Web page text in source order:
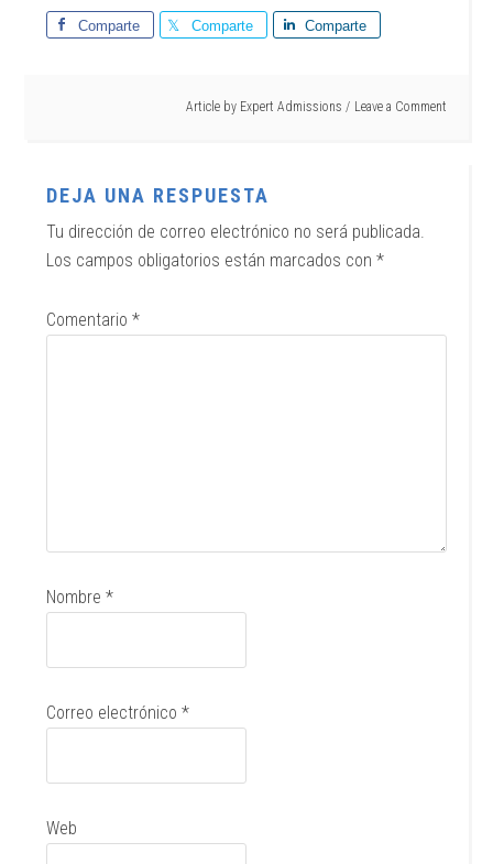
Comparte Comparte Comparte
Article by Expert Admissions Leave a Comment
DEJA UNA RESPUESTA
Tu dirección de correo electrónico no será publicada.
Los campos obligatorios están marcados con*
Comentario*
Nombre*
Correo electrónico*
Web